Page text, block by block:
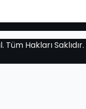
Hakları Saklıdır.